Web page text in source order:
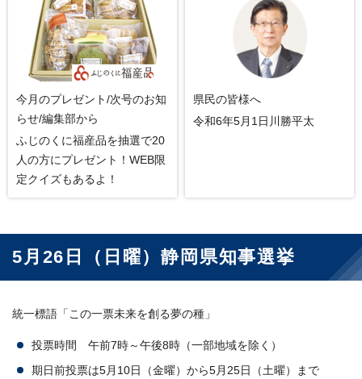
今月のプレゼント/次号のお知
らせ/編集部から
ふじのくに福産品を抽選で20
人の方にプレゼント！WEB限
定クイズもあるよ！
県民の皆様へ
令和6年5月1日川勝平太
5月26日（日曜）静岡県知事選挙
統一標語「この一票未来を創る夢の種」
投票時間 午前7時～午後8時（一部地域を除く）
期日前投票は5月10日（金曜）から5月25日（土曜）まで